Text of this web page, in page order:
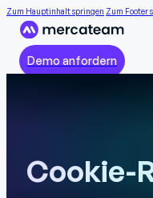
Zum Hauptinhalt springen Zum Footer
Demo anfordern
Cookie-